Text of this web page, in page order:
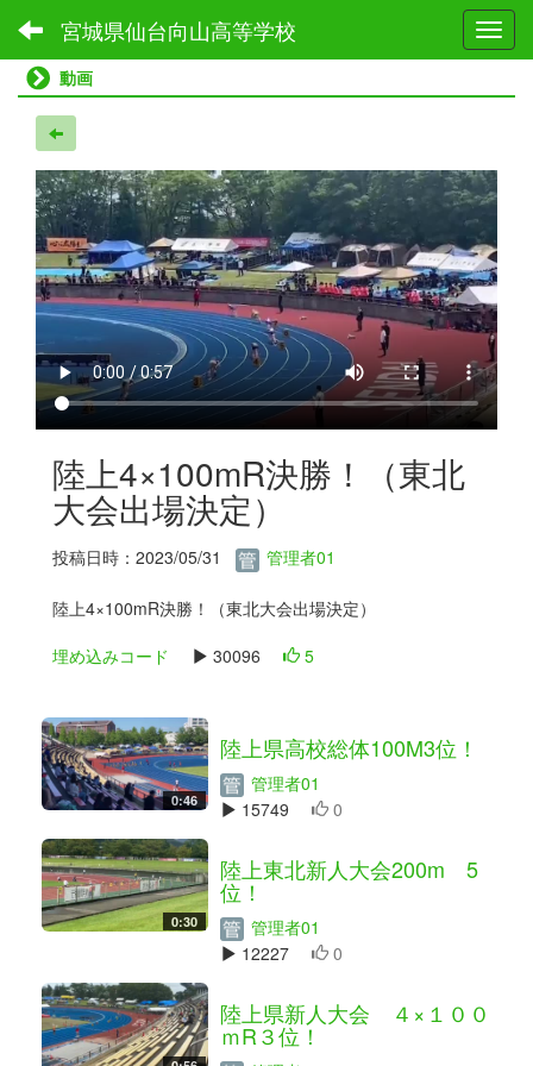
宮城県仙台向山高等学校
動画
陸上4×100mR決勝！（東北
大会出場決定）
投稿日時：2023/05/31 管理者01
陸上4×100mR決勝！（東北大会出場決定）
埋め込みコード
30096 5
0:46
陸上県高校総体100M3位！
管理者01
15749
0
0:30
陸上東北新人大会200m 5
位！
管理者01
12227
0
陸上県新人大会 ４×１００
ｍR３位！